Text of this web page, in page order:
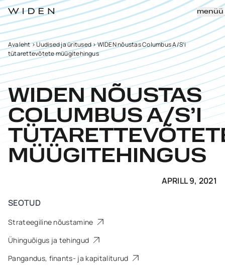
menüü
Avaleht>Uudised ja üritused>WIDEN nõustas Columbus A/S’i
tütarettevõtete müügitehingus
WIDEN NÕUSTAS
COLUMBUS A/S’I
MÜÜGITEHINGUS
APRILL 9, 2021
SEOTUD
Strateegiline nõustamine
Ühinguõigus ja tehingud
Pangandus, finants- ja kapitaliturud